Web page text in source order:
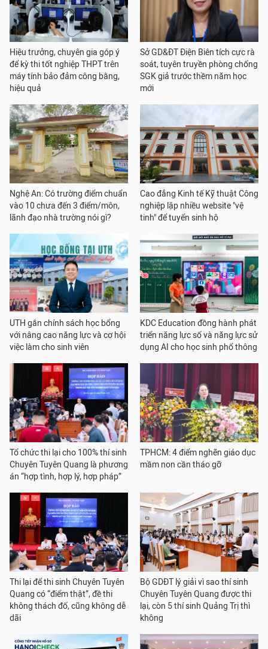
Hiệu trưởng, chuyên gia góp ý
để kỳ thi tốt nghiệp THPT trên
máy tính bảo đảm công bằng,
hiệu quả
Sở GD&ĐT Điện Biên tích cực rà
soát, tuyên truyền phòng chống
SGK giả trước thềm năm học
mới
Nghệ An: Có trường điểm chuẩn
vào 10 chưa đến 3 điểm/môn,
lãnh đạo nhà trường nói gì?
Cao đẳng Kinh tế Kỹ thuật Công
nghiệp lập nhiều website "vệ
tinh" để tuyển sinh hộ
UTH gắn chính sách học bổng
với nâng cao năng lực và cơ hội
việc làm cho sinh viên
KDC Education đồng hành phát
triển năng lực số và năng lực sử
dụng AI cho học sinh phổ thông
Tổ chức thi lại cho 100% thí sinh
Chuyên Tuyên Quang là phương
án “hợp tình, hợp lý, hợp pháp”
TPHCM: 4 điểm nghẽn giáo dục
mầm non cần tháo gỡ
Thi lại để thi sinh Chuyên Tuyên
Quang có “điểm thật”, đề thi
không thách đố, cũng không dễ
dãi
Bộ GDĐT lý giải vì sao thí sinh
Chuyên Tuyên Quang được thi
lại, còn 5 thí sinh Quảng Trị thì
không